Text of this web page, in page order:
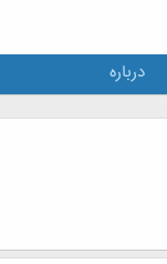
درباره